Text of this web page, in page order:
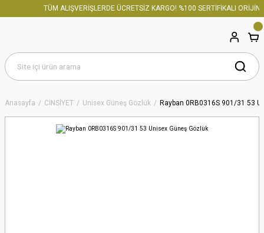
TÜM ALIŞVERİŞLERDE ÜCRETSİZ KARGO! %100 SERTİFİKALI ORİJİNAL
Anasayfa CİNSİYET Unisex Güneş Gözlük Rayban 0RB0316S 901/31 53